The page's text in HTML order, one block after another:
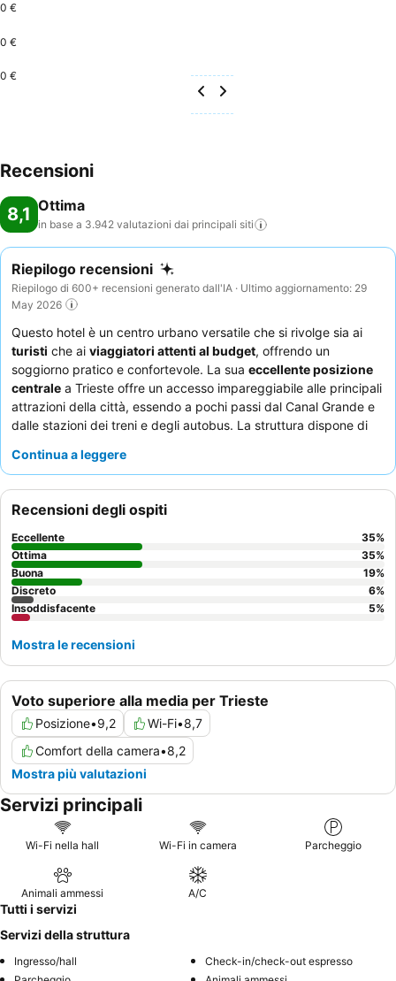
0 €
0 €
0 €
Recensioni
8,1 Ottima
in base a 3.942 valutazioni dai principali siti
Riepilogo recensioni
Riepilogo di 600+ recensioni generato dall'IA · Ultimo aggiornamento: 29
May 2026
Questo hotel è un centro urbano versatile che si rivolge sia ai
turisti che ai viaggiatori attenti al budget, offrendo un
soggiorno pratico e confortevole. La sua eccellente posizione
centrale a Trieste offre un accesso impareggiabile alle principali
attrazioni della città, essendo a pochi passi dal Canal Grande e
dalle stazioni dei treni e degli autobus. La struttura dispone di
ogni unità, ideali per soggiorni più lunghi. Gli ospiti lodano
disponibile e cordiale
, pronto ad aiutare. Per un'esperienza più
tranquilla, gli ospiti dovrebbero richiedere una camera non
affacciata sulla strada.
Continua a leggere
Voto superiore alla media per Trieste
Posizione•9,2 Wi-Fi•8,7
Comfort della camera•8,2
Mostra più valutazioni
Recensioni degli ospiti
Eccellente 35%
Ottima
35%
Buona
19%
Discreto
6%
Insoddisfacente
5%
Mostra le recensioni
Servizi principali
Wi-Fi nella hall Wi-Fi in camera Parcheggio
Animali ammessi A/C
Tutti i servizi
Servizi della struttura
Ingresso/hall
Check-in/check-out espresso